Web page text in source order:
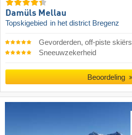
Damüls Mellau
Topskigebied in het district Bregenz
Gevorderden, off-piste skiërs
Sneeuwzekerheid
Beoordeling